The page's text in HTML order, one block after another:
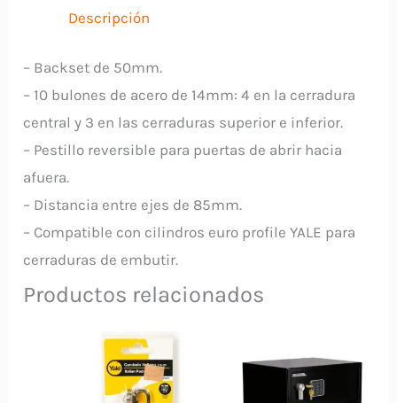
YALE
cantidad
Descripción
– Backset de 50mm.
– 10 bulones de acero de 14mm: 4 en la cerradura
central y 3 en las cerraduras superior e inferior.
– Pestillo reversible para puertas de abrir hacia
afuera.
– Distancia entre ejes de 85mm.
– Compatible con cilindros euro profile YALE para
cerraduras de embutir.
Productos relacionados